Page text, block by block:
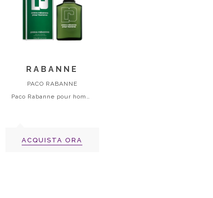
RABANNE
PACO RABANNE
ACQUISTA ORA